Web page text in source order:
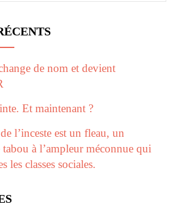
de nom et devient
Et maintenant ?
l’inceste est un fleau, un
à l’ampleur méconnue qui
les classes sociales.